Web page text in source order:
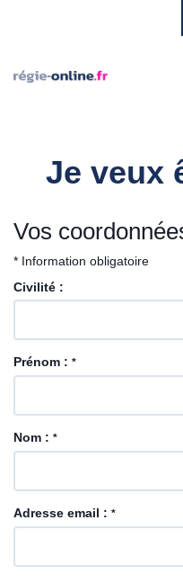
Acheter
Vendre
Je veux
Vos
* Information obligatoire
Civilité :
Prénom : *
Nom : *
Adresse email : *